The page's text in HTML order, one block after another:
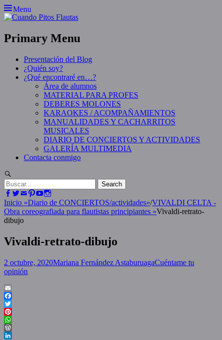
Skip
to
Menu
Primary Menu
Presentación del Blog
¿Quién soy?
¿Qué encontraré en…?
Área de alumnos
MATERIAL PARA PROFES
DEBERES MOLONES
KARAOKES / ACOMPAÑAMIENTOS
MANUALIDADES Y CACHARRITOS
MUSICALES
DIARIO DE CONCIERTOS Y ACTIVIDADES
GALERÍA MULTIMEDIA
Contacta conmigo
Search
for:Facebook
Twitter
EmailPinterest
YouTube
Inicio »Diario de CONCIERTOS/actividades»/VIVALDI CELTA -
Obra coreografiada para flautistas principiantes »Vivaldi-retrato-
dibujo
Vivaldi-retrato-dibujo
Posted
on
2 octubre, 2020Author
Mariana Fernández AstaburuagaCuéntame tu
opinión
Email
Facebook
Twitter
Pinterest
WhatsApp
WordPress